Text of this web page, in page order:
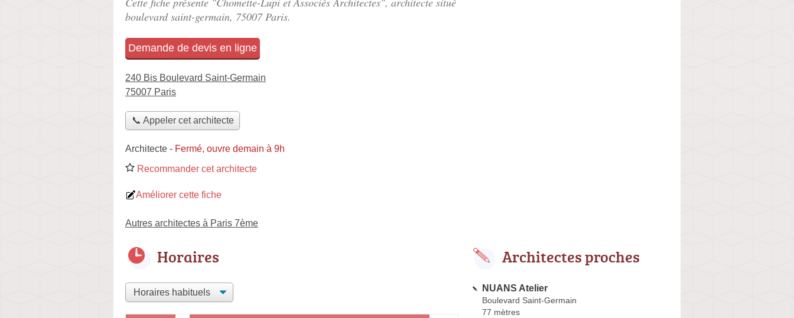
boulevard saint-germain, 75007 Paris.
Demande de devis en ligne
240 Bis Boulevard Saint-Germain
75007 Paris
📞 Appeler cet architecte
Architecte - Fermé, ouvre demain à 9h
Recommander cet architecte
Améliorer cette fiche
Autres architectes à Paris 7ème
Horaires Architectes proches
NUANS Atelier
Boulevard Saint-Germain
77 mètres